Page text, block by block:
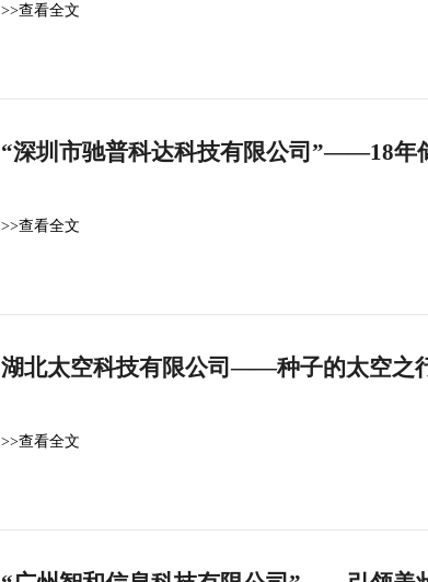
>>查看全文
“深圳市驰普科达科技有限公司”——18年
>>查看全文
湖北太空科技有限公司——种子的太空之
>>查看全文